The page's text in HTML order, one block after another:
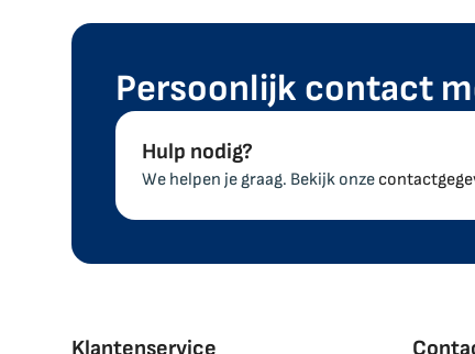
Persoonlijk contact
Hulp nodig?
We helpen je graag. Bekijk onze
Klantenservice